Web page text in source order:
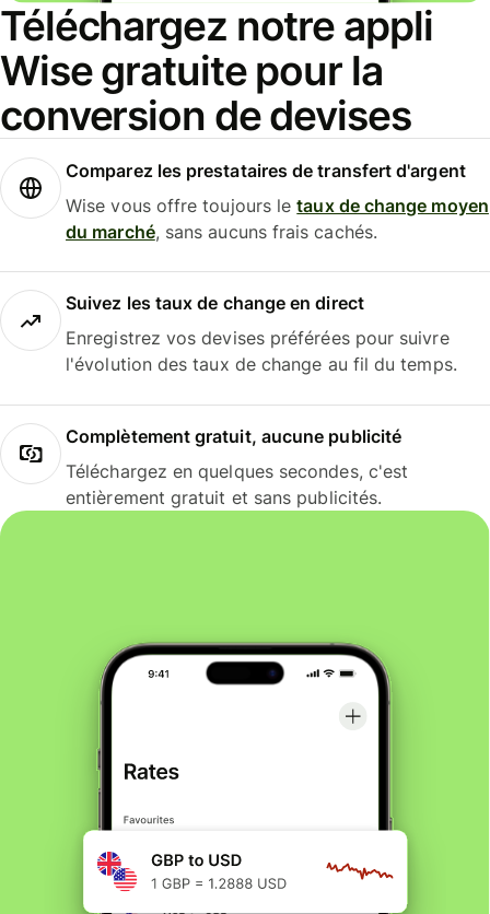
Téléchargez notre appli
Wise gratuite pour la
conversion de devises
Comparez les prestataires de transfert d'argent
Wise vous offre toujours letaux de change moyen
du marché, sans aucuns frais cachés.
Suivez les taux de change en direct
Enregistrez vos devises préférées pour suivre
l'évolution des taux de change au fil du temps.
Complètement gratuit, aucune publicité
Téléchargez en quelques secondes, c'est
entièrement gratuit et sans publicités.